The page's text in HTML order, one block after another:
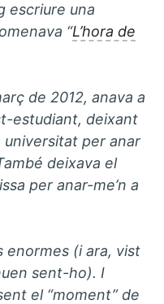
canvis
–
escriure una
“L’hora de
de 2012, anava a
estudiant, deixant
universitat per anar
deixava el
per anar-me’n a
enormes (i ara, vist
sent-ho). I
el “moment” de